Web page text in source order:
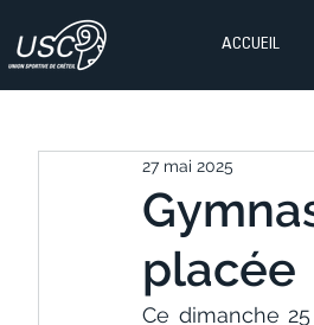
ACCUEIL
placée
27 mai 2025
Ce dimanche